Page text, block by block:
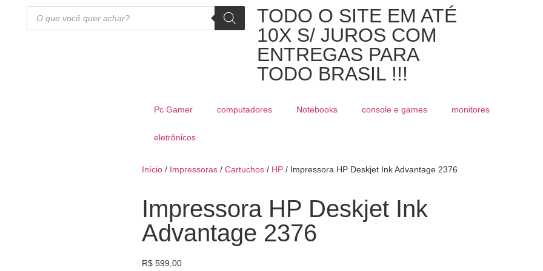
TODO O SITE EM ATÉ
10X S/ JUROS COM
ENTREGAS PARA
TODO BRASIL !!!
Pc Gamer computadores Notebooks console e games monitores
eletrônicos
Início / Impressoras / Cartuchos / HP / Impressora HP Deskjet Ink Advantage 2376
Impressora HP Deskjet Ink
Advantage 2376
R$ 599,00